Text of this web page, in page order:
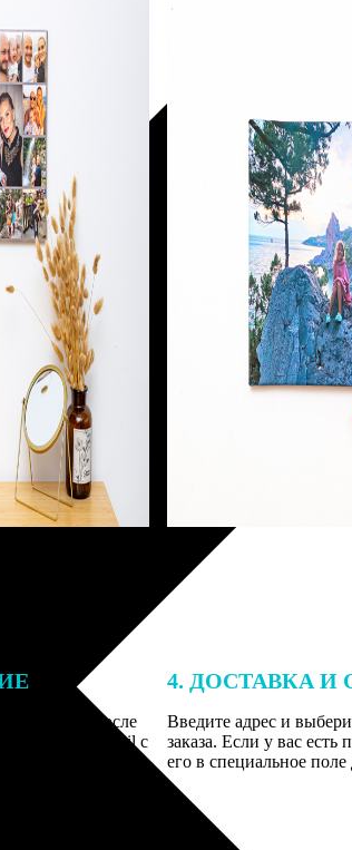
картой. После
на email с
4. ДОСТАВКА И
Введите адрес и
заказа. Если у вас есть
его в специальное